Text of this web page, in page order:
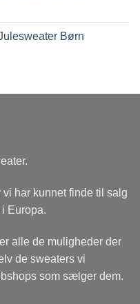
Børn
har kunnet finde til salg
Europa.
alle de muligheder der
de sweaters vi
som sælger dem.